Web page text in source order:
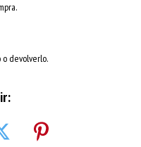
o devolverlo.